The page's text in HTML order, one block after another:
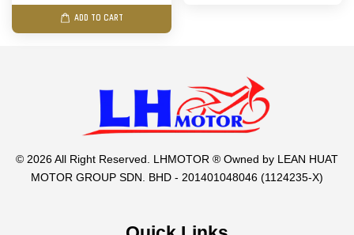
ADD TO CART
© 2026 All Right Reserved. LHMOTOR ® Owned by LEAN HUAT
MOTOR GROUP SDN. BHD - 201401048046 (1124235-X)